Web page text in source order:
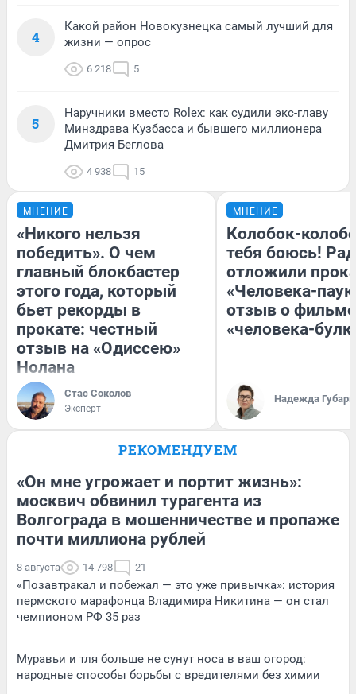
4
Какой район Новокузнецка самый лучший для
жизни — опрос
6 218 5
5
Наручники вместо Rolex: как судили экс-главу
Минздрава Кузбасса и бывшего миллионера
Дмитрия Беглова
4 938 15
МНЕНИЕ
«Никого нельзя
победить». О чем
главный блокбастер
этого года, который
бьет рекорды в
прокате: честный
отзыв на «Одиссею»
Нолана
Стас Соколов
Эксперт
МНЕНИЕ
Колобок-
тебя боюсь!
отложили
«Человека-
отзыв о
«человека-
Надежда Губарь
РЕКОМЕНДУЕМ
«Он мне угрожает и портит жизнь»:
москвич обвинил турагента из
Волгограда в мошенничестве и пропаже
почти миллиона рублей
8 августа 14 798 21
«Позавтракал и побежал — это уже привычка»: история
пермского марафонца Владимира Никитина — он стал
чемпионом РФ 35 раз
Муравьи и тля больше не сунут носа в ваш огород:
народные способы борьбы с вредителями без химии